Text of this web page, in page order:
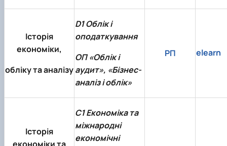
Історія
економіки,
обліку та аналізу
D1 Облік і
оподаткування
ОП «Облік і
аудит», «Бізнес-
аналіз і облік»
РП elearn
Історія
С1 Економіка та
міжнародні
економічні